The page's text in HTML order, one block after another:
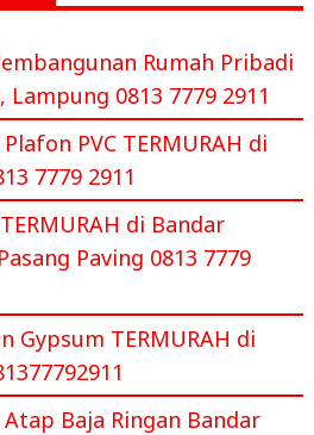
Rumah Pribadi
0813 7779 2911
PVC TERMURAH di
7779 2911
di Bandar
Paving 0813 7779
Gypsum TERMURAH di
Atap Baja Ringan Bandar